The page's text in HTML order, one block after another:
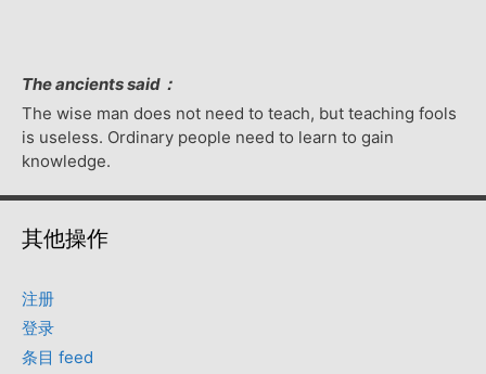
The ancients said：
The wise man does not need to teach, but teaching fools
is useless. Ordinary people need to learn to gain
knowledge.
其他操作
注册
登录
条目 feed